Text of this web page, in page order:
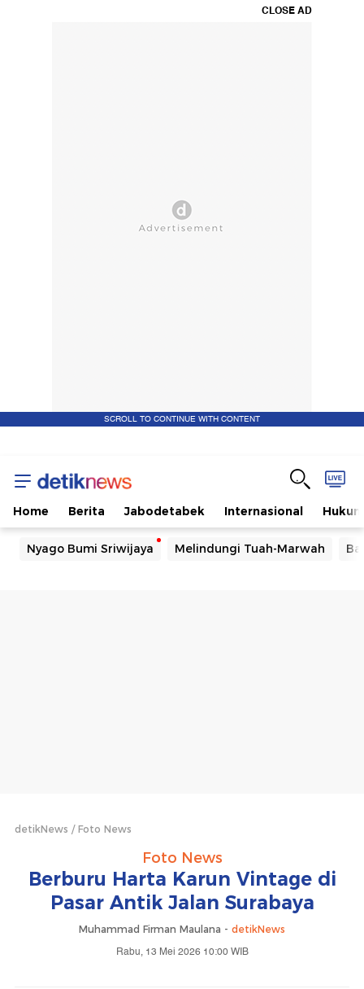
CLOSE AD
SCROLL TO CONTINUE WITH CONTENT
Home Berita Jabodetabek Internasional Hukum
Nyago Bumi Sriwijaya Melindungi Tuah-Marwah
detikNews Foto News
Foto News
Berburu Harta Karun Vintage di
Pasar Antik Jalan Surabaya
Muhammad Firman Maulana - detikNews
Rabu, 13 Mei 2026 10:00 WIB